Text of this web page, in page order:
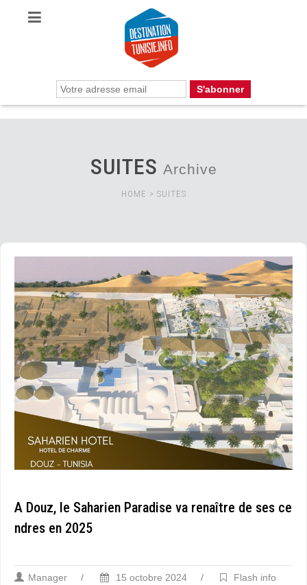
SUITES Archive
HOME > SUITES
A Douz, le Saharien Paradise va renaître de ses ce
ndres en 2025
Manager / 15 octobre 2024 /
Flash info